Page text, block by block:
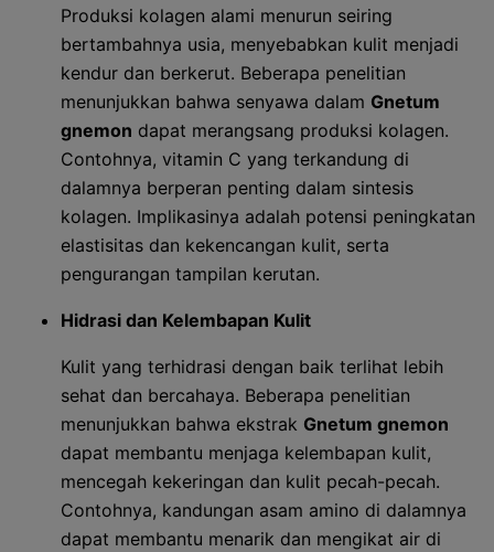
Produksi kolagen alami menurun seiring
bertambahnya usia, menyebabkan kulit menjadi
kendur dan berkerut. Beberapa penelitian
menunjukkan bahwa senyawa dalam Gnetum
gnemon dapat merangsang produksi kolagen.
Contohnya, vitamin C yang terkandung di
dalamnya berperan penting dalam sintesis
kolagen. Implikasinya adalah potensi peningkatan
elastisitas dan kekencangan kulit, serta
pengurangan tampilan kerutan.
Hidrasi dan Kelembapan Kulit
Kulit yang terhidrasi dengan baik terlihat lebih
sehat dan bercahaya. Beberapa penelitian
menunjukkan bahwa ekstrak Gnetum gnemon
dapat membantu menjaga kelembapan kulit,
mencegah kekeringan dan kulit pecah-pecah.
Contohnya, kandungan asam amino di dalamnya
dapat membantu menarik dan mengikat air di